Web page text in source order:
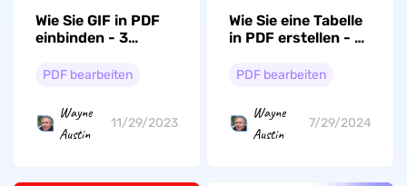
Wie Sie GIF in PDF
einbinden - 3
PDF bearbeiten
Wayne
Austin
11/29/2023
Wie Sie eine Tabelle
in PDF erstellen - 6
PDF bearbeiten
Wayne
Austin
7/29/2024